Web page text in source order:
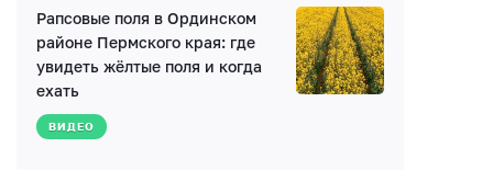
Получать уведомления об ответах
Ваш комментарий
Рапсовые поля в Ординском
районе Пермского края: где
увидеть жёлтые поля и когда
ехать
ВИДЕО